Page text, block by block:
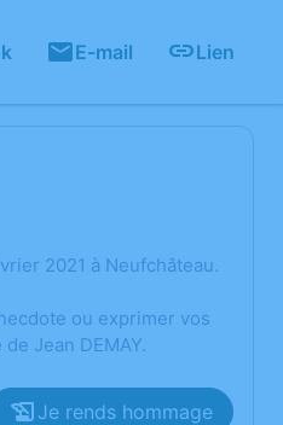
E-mail Lien
2021 à Neufchâteau.
ou exprimer vos
Jean DEMAY.
Je rends hommage